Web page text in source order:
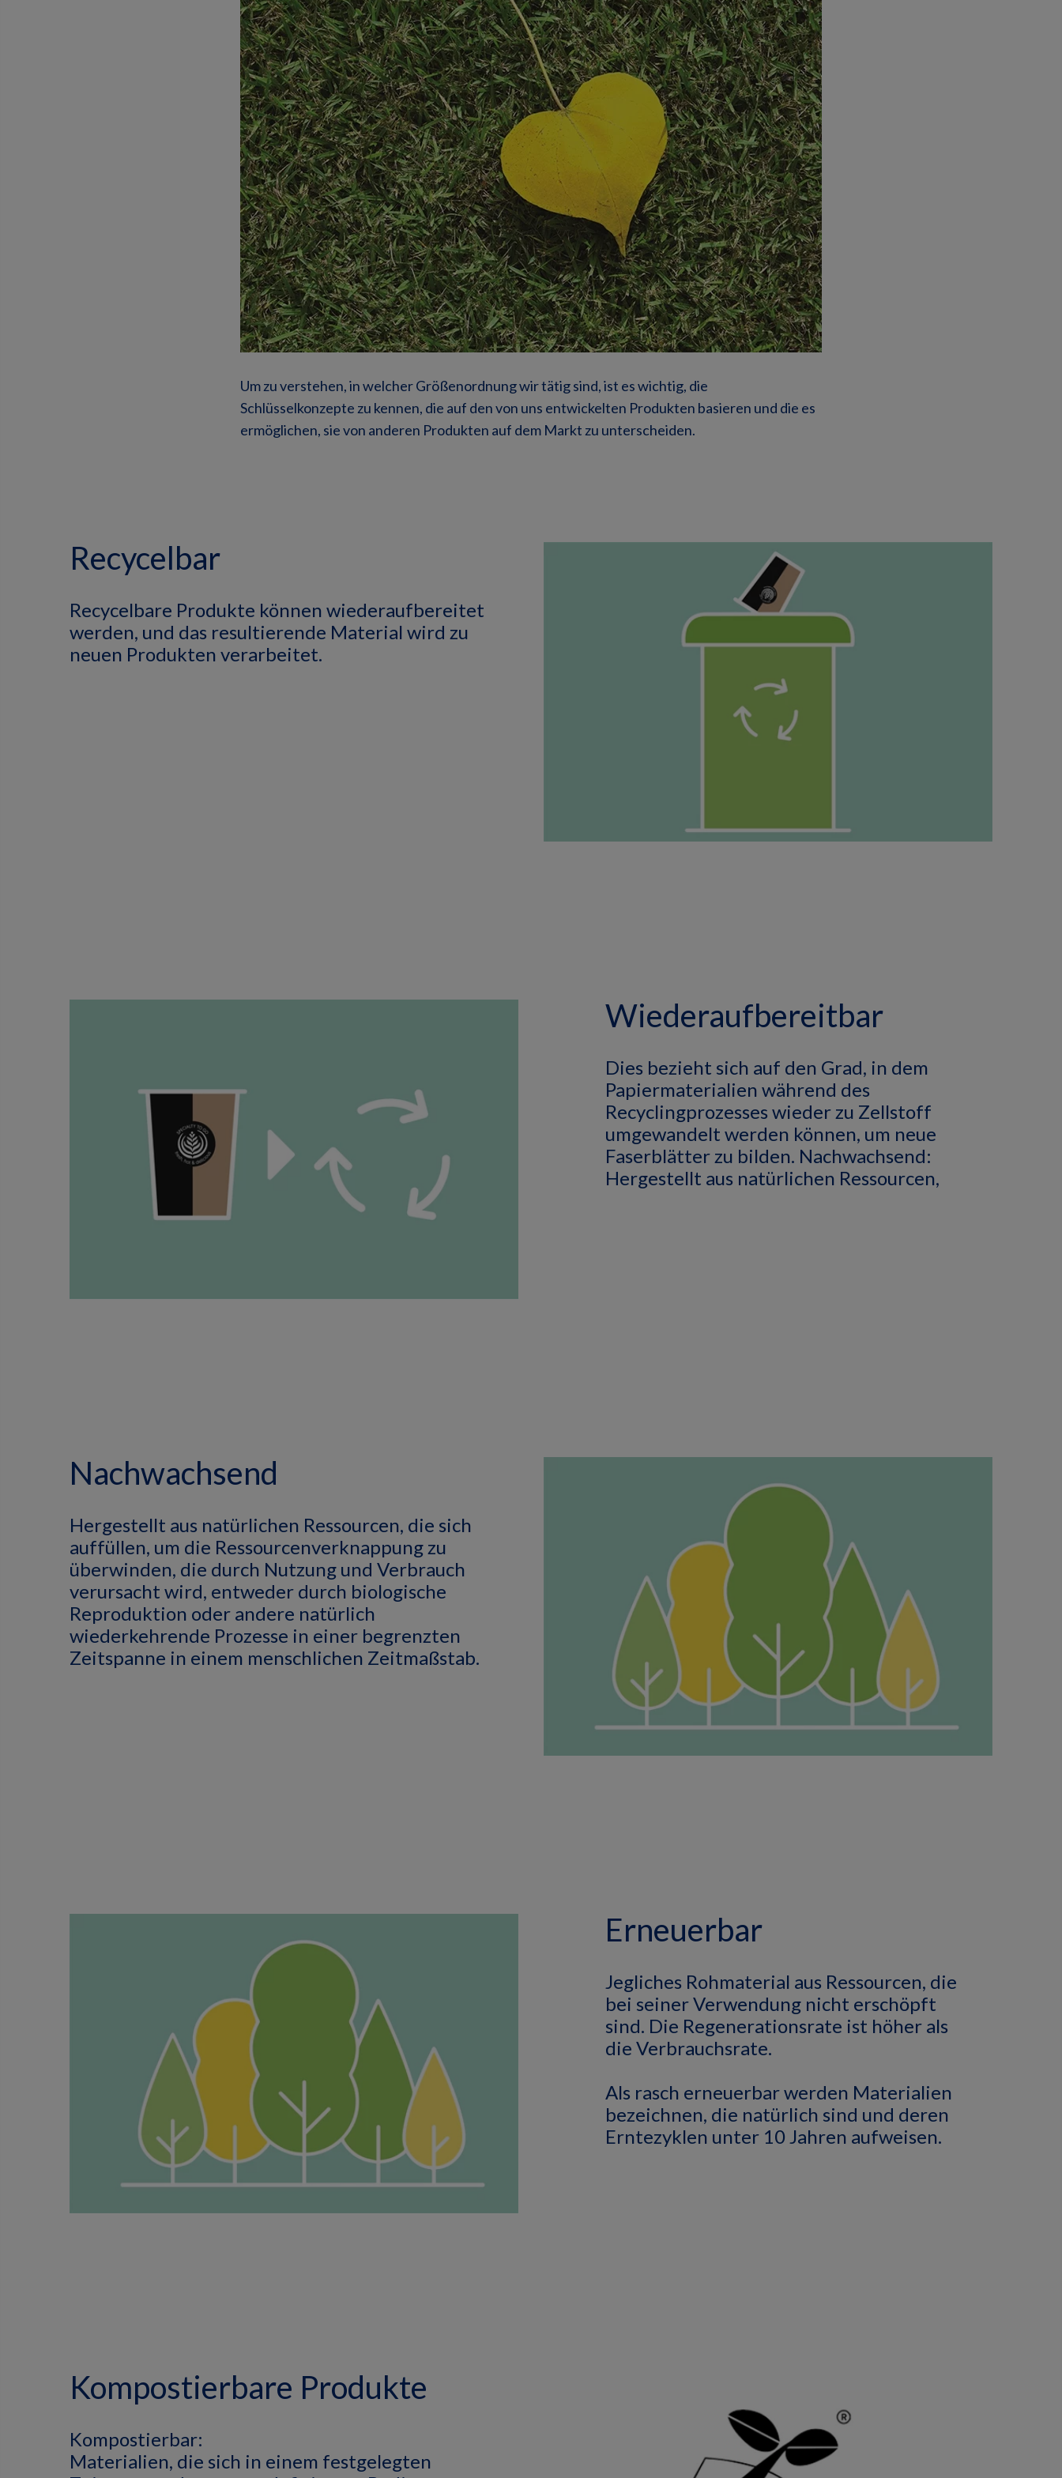
Um zu verstehen, in welcher Größenordnung wir tätig sind, ist es wichtig, die
Schlüsselkonzepte zu kennen, die auf den von uns entwickelten Produkten basieren und die es
ermöglichen, sie von anderen Produkten auf dem Markt zu unterscheiden.
Recycelbar
Recycelbare Produkte können wiederaufbereitet
werden, und das resultierende Material wird zu
neuen Produkten verarbeitet.
Wiederaufbereitbar
Dies bezieht sich auf den Grad, in dem
Papiermaterialien während des
Recyclingprozesses wieder zu Zellstoff
umgewandelt werden können, um neue
Faserblätter zu bilden. Nachwachsend:
Hergestellt aus natürlichen Ressourcen,
Nachwachsend
Hergestellt aus natürlichen Ressourcen, die sich
auffüllen, um die Ressourcenverknappung zu
überwinden, die durch Nutzung und Verbrauch
verursacht wird, entweder durch biologische
Reproduktion oder andere natürlich
wiederkehrende Prozesse in einer begrenzten
Zeitspanne in einem menschlichen Zeitmaßstab.
Erneuerbar
Jegliches Rohmaterial aus Ressourcen, die
bei seiner Verwendung nicht erschöpft
sind. Die Regenerationsrate ist höher als
die Verbrauchsrate.
Als rasch erneuerbar werden Materialien
bezeichnen, die natürlich sind und deren
Erntezyklen unter 10 Jahren aufweisen.
Kompostierbare Produkte
Kompostierbar:
Materialien, die sich in einem festgelegten